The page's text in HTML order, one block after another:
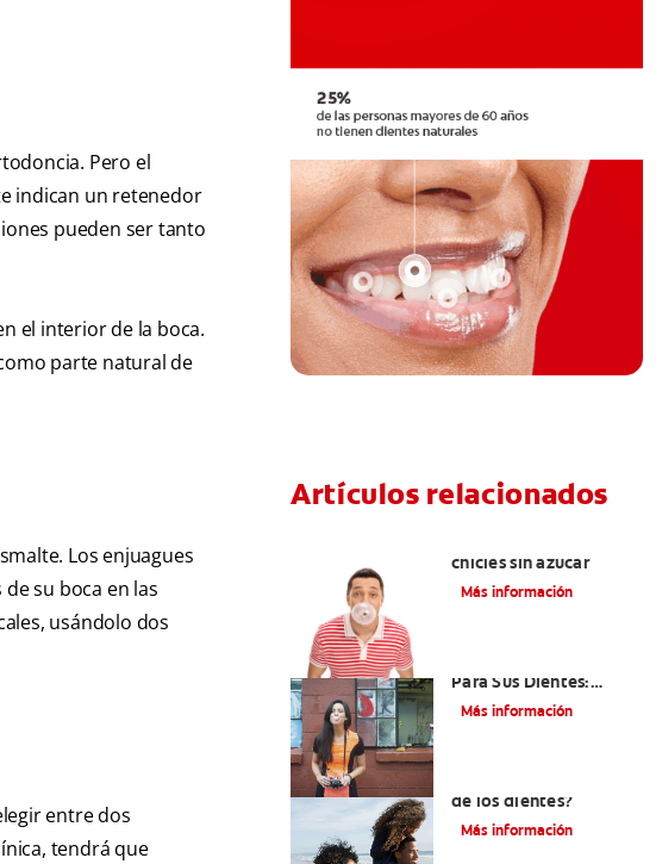
Pero el
indican un retenedor
pueden ser tanto
el interior de la boca.
parte natural de
Los enjuagues
su boca en las
usándolo dos
entre dos
tendrá que
Artículos relacionados
chicles sin azúcar
Más información
Para Sus Dientes:
¿Demasiado Bueno
Más información
de los dientes?
Más información